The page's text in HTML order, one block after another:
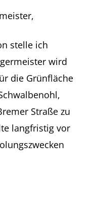
stelle ich
wird
die Grünfläche
Straße zu
langfristig vor